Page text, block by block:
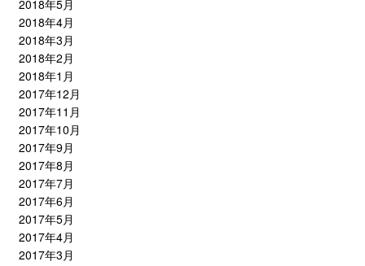
2018年5月
2018年4月
2018年3月
2018年2月
2018年1月
2017年12月
2017年11月
2017年10月
2017年9月
2017年8月
2017年7月
2017年6月
2017年5月
2017年4月
2017年3月